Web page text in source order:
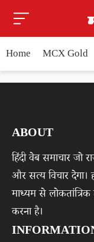
Home MCX Gold
ABOUT
हिंदी वेब समाचार जो
और सत्य विचार देगा।
माध्यम से
करना है।